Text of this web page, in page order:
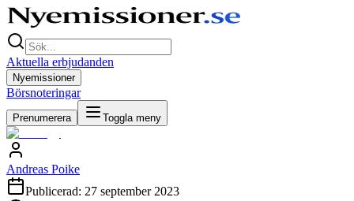
Aktuella erbjudanden
Nyemissioner
Börsnoteringar
Prenumerera Toggla meny
Andreas Poike
Publicerad: 27 september 2023